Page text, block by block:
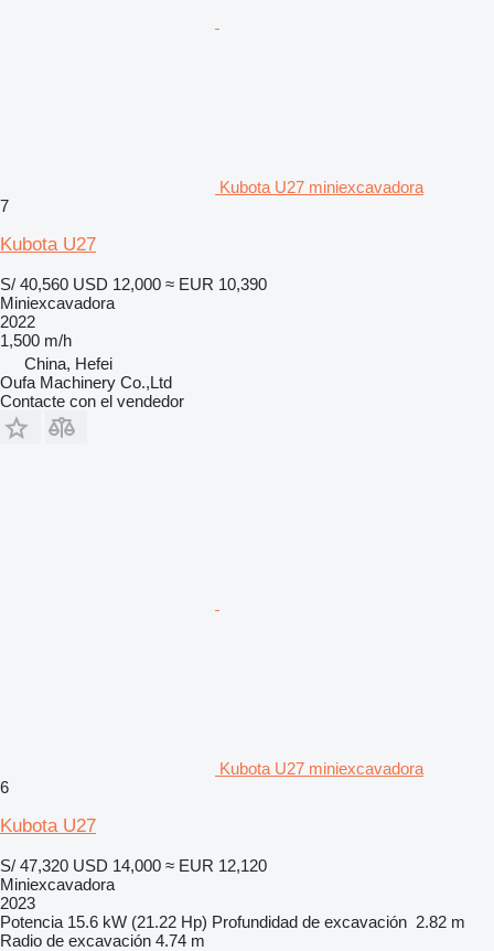
Kubota U27 miniexcavadora
7
Kubota U27
S/ 40,560 USD 12,000 ≈ EUR 10,390
Miniexcavadora
2022
1,500 m/h
China, Hefei
Oufa Machinery Co.,Ltd
Contacte con el vendedor
Kubota U27 miniexcavadora
6
Kubota U27
S/ 47,320 USD 14,000 ≈ EUR 12,120
Miniexcavadora
2023
Potencia 15.6 kW (21.22 Hp) Profundidad de excavación 2.82 m
Radio de excavación 4.74 m